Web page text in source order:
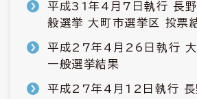
平成31年4月7日執行 長野
般選挙 大町市選挙区 投票
平成27年4月26日執行 大
一般選挙結果
平成27年4月12日執行 長